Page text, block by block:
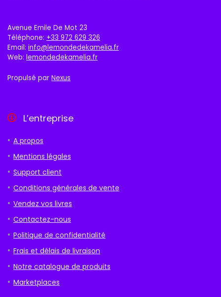
Avenue Emile De Mot 23
Téléphone: +33 972 629 326
Email: info@lemondedekamelia.fr
Web: lemondedekamelia.fr
Propulsé par Nexus
L’entreprise
A propos
Mentions légales
Support client
Conditions générales de vente
Vendez vos livres
Contactez-nous
Politique de confidentialité
Frais et délais de livraison
Notre catalogue de produits
Marketplaces